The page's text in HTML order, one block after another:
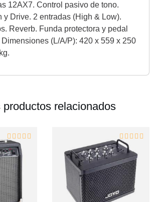
12AX7. Control pasivo de tono.
y Drive. 2 entradas (High & Low).
Reverb. Funda protectora y pedal
(L/A/P): 420 x 559 x 250
productos relacionados